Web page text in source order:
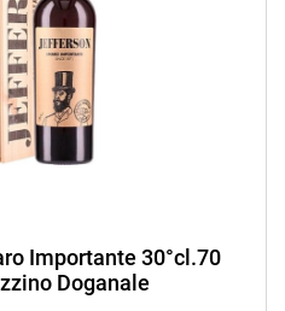
Importante 30°cl.70
Doganale